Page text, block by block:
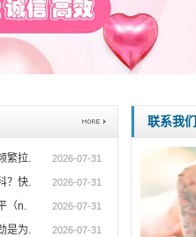
繁拉. 2026-07-31
？快. 2026-07-31
（n. 2026-07-31
是为. 2026-07-31
联系我们